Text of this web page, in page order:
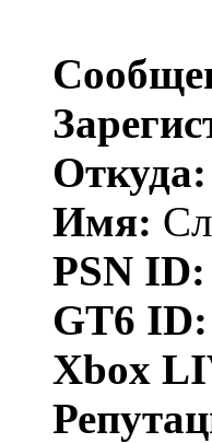
Откуда:
Имя:
PSN ID:
GT6 ID:
Xbox